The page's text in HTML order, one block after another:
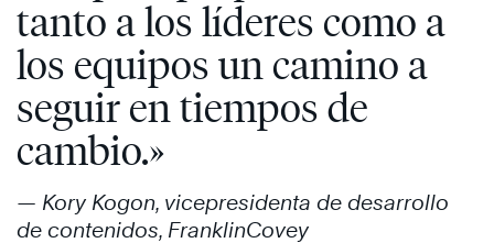
tanto a los líderes como a
los equipos un camino a
seguir en tiempos de
cambio.»
— Kory Kogon, vicepresidenta de desarrollo
de contenidos, FranklinCovey